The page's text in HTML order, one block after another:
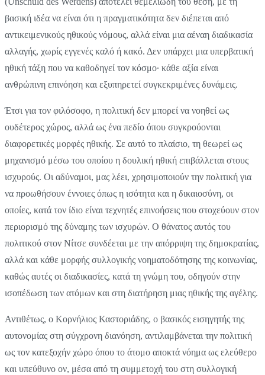
βασική ιδέα να είναι ότι η πραγματικότητα δεν διέπεται από
αντικειμενικούς ηθικούς νόμους, αλλά είναι μια αέναη διαδικασία
αλλαγής, χωρίς εγγενές καλό ή κακό. Δεν υπάρχει μια υπερβατική
ηθική τάξη που να καθοδηγεί τον κόσμο· κάθε αξία είναι
ανθρώπινη επινόηση και εξυπηρετεί συγκεκριμένες δυνάμεις.
Έτσι για τον φιλόσοφο, η πολιτική δεν μπορεί να νοηθεί ως
ουδέτερος χώρος, αλλά ως ένα πεδίο όπου συγκρούονται
διαφορετικές μορφές ηθικής. Σε αυτό το πλαίσιο, τη θεωρεί ως
μηχανισμό μέσω του οποίου η δουλική ηθική επιβάλλεται στους
ισχυρούς. Οι αδύναμοι, μας λέει, χρησιμοποιούν την πολιτική για
να προωθήσουν έννοιες όπως η ισότητα και η δικαιοσύνη, οι
οποίες, κατά τον ίδιο είναι τεχνητές επινοήσεις που στοχεύουν στον
περιορισμό της δύναμης των ισχυρών. Ο θάνατος αυτός του
πολιτικού στον Νίτσε συνδέεται με την απόρριψη της δημοκρατίας,
αλλά και κάθε μορφής συλλογικής νοηματοδότησης της κοινωνίας,
καθώς αυτές οι διαδικασίες, κατά τη γνώμη του, οδηγούν στην
ισοπέδωση των ατόμων και στη διατήρηση μιας ηθικής της αγέλης.
Αντιθέτως, ο Κορνήλιος Καστοριάδης, ο βασικός εισηγητής της
αυτονομίας στη σύγχρονη διανόηση, αντιλαμβάνεται την πολιτική
ως τον κατεξοχήν χώρο όπου το άτομο αποκτά νόημα ως ελεύθερο
και υπεύθυνο ον, μέσα από τη συμμετοχή του στη συλλογική